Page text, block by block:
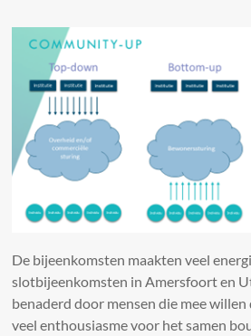
De bijeenkomsten maakten veel
slotbijeenkomsten in Amersfoort en
benaderd door mensen die mee
veel enthousiasme voor het samen